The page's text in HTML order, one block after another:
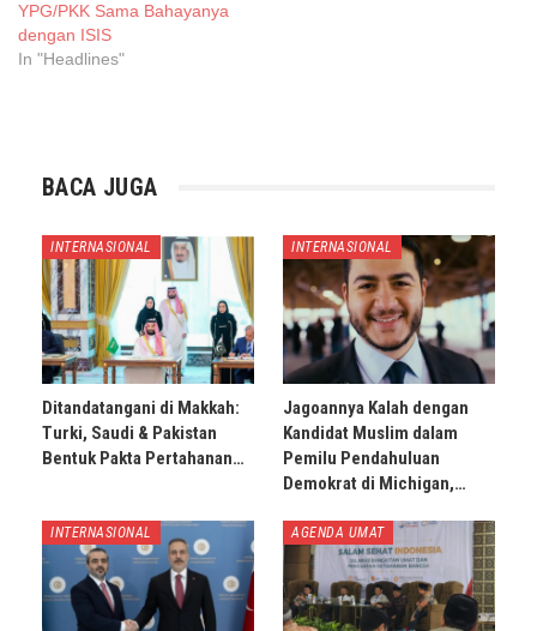
YPG/PKK Sama Bahayanya
dengan ISIS
In "Headlines"
BACA JUGA
INTERNASIONAL
Ditandatangani di Makkah:
Turki, Saudi & Pakistan
Bentuk Pakta Pertahanan…
INTERNASIONAL
Jagoannya Kalah dengan
Kandidat Muslim dalam
Pemilu Pendahuluan
Demokrat di Michigan,…
INTERNASIONAL AGENDA UMAT